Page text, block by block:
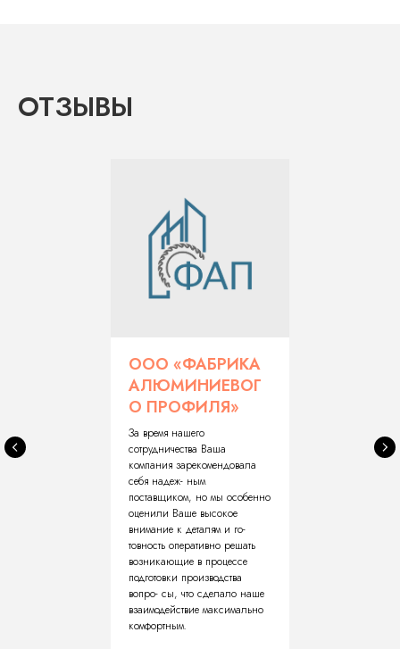
ОТЗЫВЫ
ООО «ФАБРИКА
АЛЮМИНИЕВОГ
О ПРОФИЛЯ»
За время нашего
сотрудничества Ваша
компания зарекомендовала
себя надеж- ным
поставщиком, но мы особенно
оценили Ваше высокое
внимание к деталям и го-
товность оперативно решать
возникающие в процессе
подготовки производства
вопро- сы, что сделало наше
взаимодействие максимально
комфортным.